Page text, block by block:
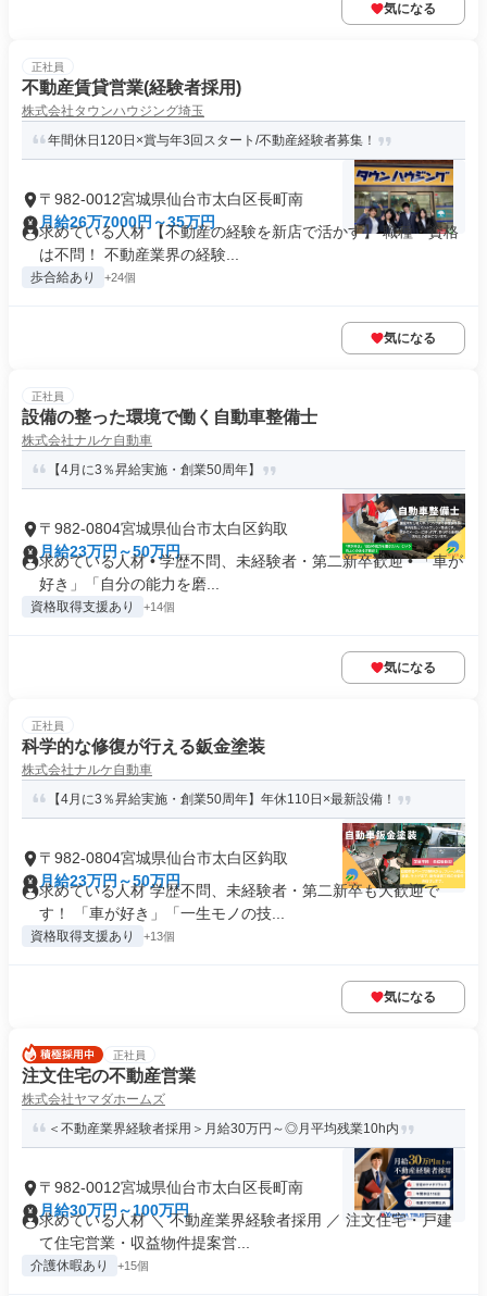
気になる
正社員
不動産賃貸営業(経験者採用)
株式会社タウンハウジング埼玉
年間休日120日×賞与年3回スタート/不動産経験者募集！
〒982-0012宮城県仙台市太白区長町南
月給26万7000円～35万円
求めている人材 【不動産の経験を新店で活かす】 職種・資格
は不問！ 不動産業界の経験...
歩合給あり +24個
気になる
正社員
設備の整った環境で働く自動車整備士
株式会社ナルケ自動車
【4月に3％昇給実施・創業50周年】
〒982-0804宮城県仙台市太白区鈎取
月給23万円～50万円
求めている人材 • 学歴不問、未経験者・第二新卒歓迎 • 「車が
好き」「自分の能力を磨...
資格取得支援あり +14個
気になる
正社員
科学的な修復が行える鈑金塗装
株式会社ナルケ自動車
【4月に3％昇給実施・創業50周年】年休110日×最新設備！
〒982-0804宮城県仙台市太白区鈎取
月給23万円～50万円
求めている人材 学歴不問、未経験者・第二新卒も大歓迎で
す！ 「車が好き」「一生モノの技...
資格取得支援あり +13個
気になる
正社員
注文住宅の不動産営業
株式会社ヤマダホームズ
＜不動産業界経験者採用＞月給30万円～◎月平均残業10h内
〒982-0012宮城県仙台市太白区長町南
月給30万円～100万円
求めている人材 ＼ 不動産業界経験者採用 ／ 注文住宅・戸建
て住宅営業・収益物件提案営...
介護休暇あり +15個